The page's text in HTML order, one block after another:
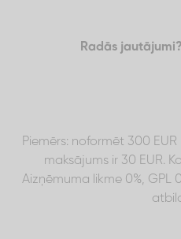
Radās
Piemērs: noformēt 300
maksājums ir 30 EUR.
Aizņēmuma likme 0%, GPL